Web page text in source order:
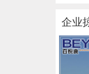
企业